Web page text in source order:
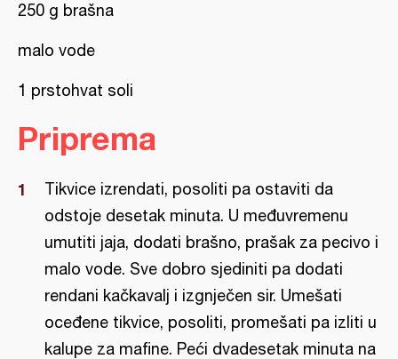
250 g brašna
malo vode
1 prstohvat soli
Priprema
Tikvice izrendati, posoliti pa ostaviti da
odstoje desetak minuta. U međuvremenu
umutiti jaja, dodati brašno, prašak za pecivo i
malo vode. Sve dobro sjediniti pa dodati
rendani kačkavalj i izgnječen sir. Umešati
oceđene tikvice, posoliti, promešati pa izliti u
kalupe za mafine. Peći dvadesetak minuta na